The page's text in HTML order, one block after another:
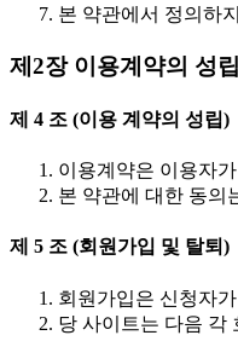
본 약관에서 정의하
제2장 이용계약의 성
제 4 조 (이용 계약의 성립)
이용계약은 이용자
본 약관에 대한 동의
제 5 조 (회원가입 및 탈퇴)
회원가입은 신청자
당 사이트는 다음 각